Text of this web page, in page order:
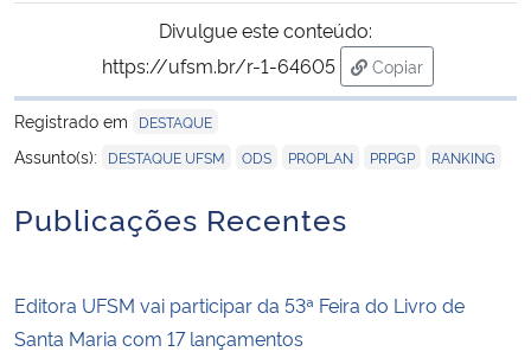
Divulgue este conteúdo:
https://ufsm.br/r-1-64605
Copiar
para área de
Registrado em
DESTAQUE
Assunto(s): DESTAQUE UFSM ODS PROPLAN PRPGP RANKING
Publicações Recentes
Editora UFSM vai participar da 53ª Feira do Livro de
Santa Maria com 17 lançamentos